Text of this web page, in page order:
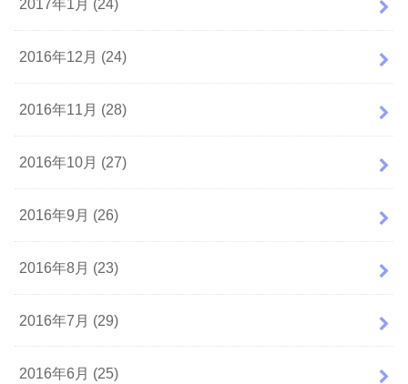
2017年1月 (24)
2016年12月 (24)
2016年11月 (28)
2016年10月 (27)
2016年9月 (26)
2016年8月 (23)
2016年7月 (29)
2016年6月 (25)